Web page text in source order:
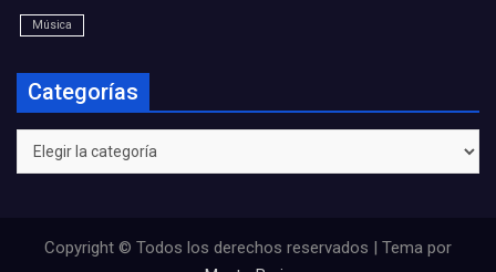
Música
Categorías
Categorías
Copyright © Todos los derechos reservados | Tema por